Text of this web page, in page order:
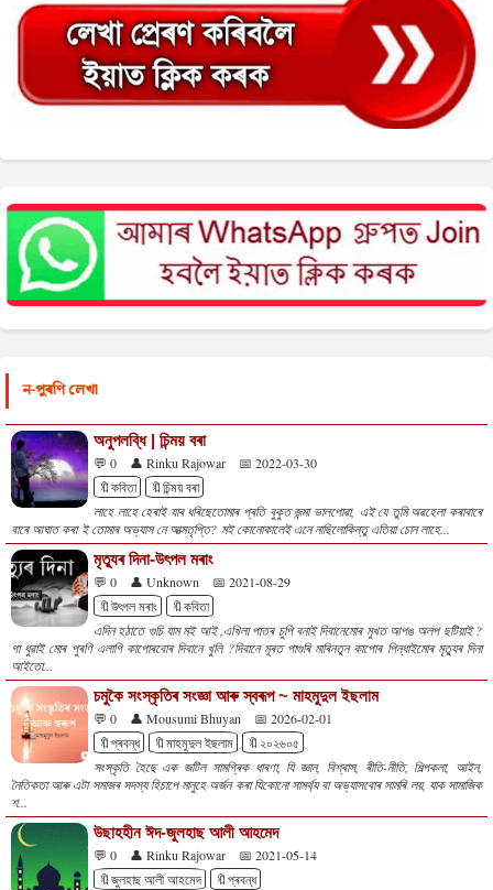
ন-পুৰণি লেখা
অনুপলব্ধি | চিন্ময় বৰা
💬 0 👤 Rinku Rajowar
📅 2022-03-30
🔖কবিতা
🔖চিন্ময় বৰা
লাহে লাহে হেৰাই যাব ধৰিছেতোমাৰ প্ৰতি বুকুত জন্মা ভালপোৱা, এই যে তুমি অৱহেলা কৰাবাৰে
বাৰে আঘাত কৰা ই তোমাৰ অভ্যাস নে আত্মতৃপ্তি? মই কোনোকালেই এনে নাছিলোকিন্তু এতিয়া চোন লাহে...
মৃত্যুৰ দিনা-উৎপল মৰাং
💬 0 👤 Unknown
📅 2021-08-29
🔖উৎপল মৰাং
🔖কবিতা
এদিন হঠাতে গুচি যাম মই আই ,এখিলা পাতৰ চুপি বনাই দিবানেমোৰ মুখত আপঙ অলপ ছটিয়াই ?
গা ধুৱাই মোৰ পুৰণি এলাগি কাপোৰবোৰ দিবানে খুলি ?দিবানে মূৰত পাগুৰি মাৰিনতুন কাপোৰ পিন্ধাইমোৰ মৃত্যুৰ দিনা
আইতো...
চমুকৈ সংস্কৃতিৰ সংজ্ঞা আৰু স্বৰূপ ~ মাহমুদুল ইছলাম
💬 0 👤 Mousumi Bhuyan
📅 2026-02-01
🔖প্ৰবন্ধ
🔖মাহমুদুল ইছলাম
🔖২০২৬০৫
সংস্কৃতি হৈছে এক জটিল সামগ্ৰিক ধাৰণা, যি জ্ঞান, বিশ্বাস, ৰীতি-নীতি, শিল্পকলা, আইন,
নৈতিকতা আৰু এটা সমাজৰ সদস্য হিচাপে মানুহে অৰ্জন কৰা যিকোনো সামৰ্থ্য বা অভ্যাসবোৰ সামৰি লয়, যাক সামাজিক
শ...
উছাহহীন ঈদ-জুলহাছ আলী আহমেদ
💬 0 👤 Rinku Rajowar
📅 2021-05-14
🔖জুলহাছ আলী আহমেদ
🔖প্ৰবন্ধ